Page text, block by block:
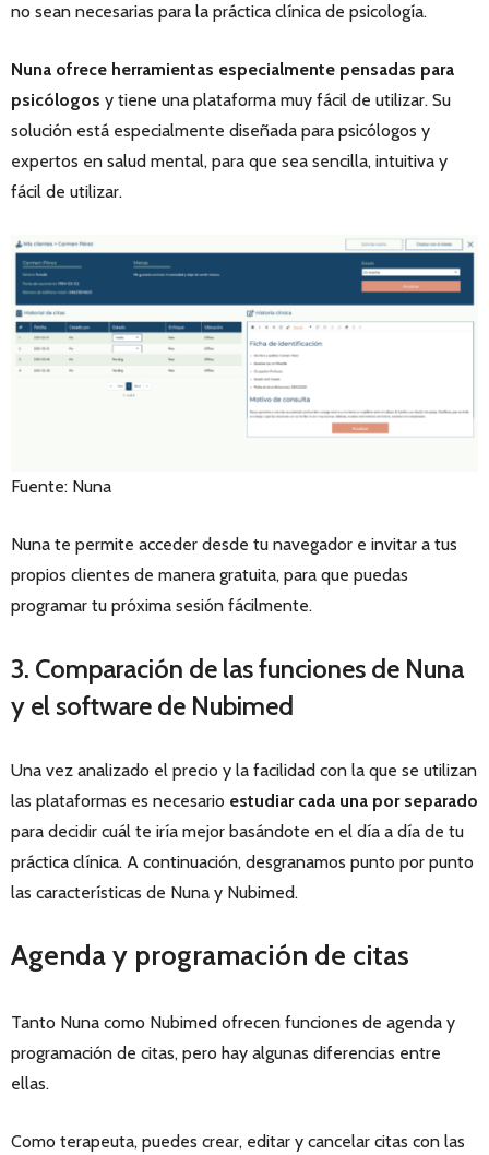
no sean necesarias para la práctica clínica de psicología.
Nuna ofrece herramientas especialmente pensadas para
psicólogos y tiene una plataforma muy fácil de utilizar. Su
solución está especialmente diseñada para psicólogos y
expertos en salud mental, para que sea sencilla, intuitiva y
fácil de utilizar.
Fuente: Nuna
Nuna te permite acceder desde tu navegador e invitar a tus
propios clientes de manera gratuita, para que puedas
programar tu próxima sesión fácilmente.
3. Comparación de las funciones de Nuna
y el software de Nubimed
Una vez analizado el precio y la facilidad con la que se utilizan
las plataformas es necesario estudiar cada una por separado
para decidir cuál te iría mejor basándote en el día a día de tu
práctica clínica. A continuación, desgranamos punto por punto
las características de Nuna y Nubimed.
Agenda y programación de citas
Tanto Nuna como Nubimed ofrecen funciones de agenda y
programación de citas, pero hay algunas diferencias entre
ellas.
Como terapeuta, puedes crear, editar y cancelar citas con las